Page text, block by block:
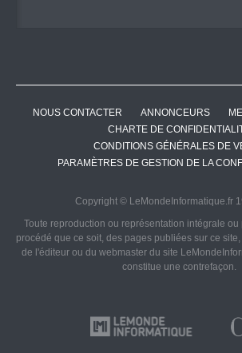
NOUS CONTACTER ANNONCEURS
CHARTE DE
CONDITIONS GÉNÉRALES DE
PARAMÈTRES DE GESTION DE LA
Copyright © LeMondeInformatique.fr
Toute reproduction ou représentation intégrale
procédé que ce soit, des pages publiées sur ce
de l'éditeur ou du webmaster du site
constitue une contrefaçon.